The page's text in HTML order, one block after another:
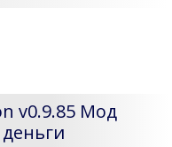
v0.9.85 Мод